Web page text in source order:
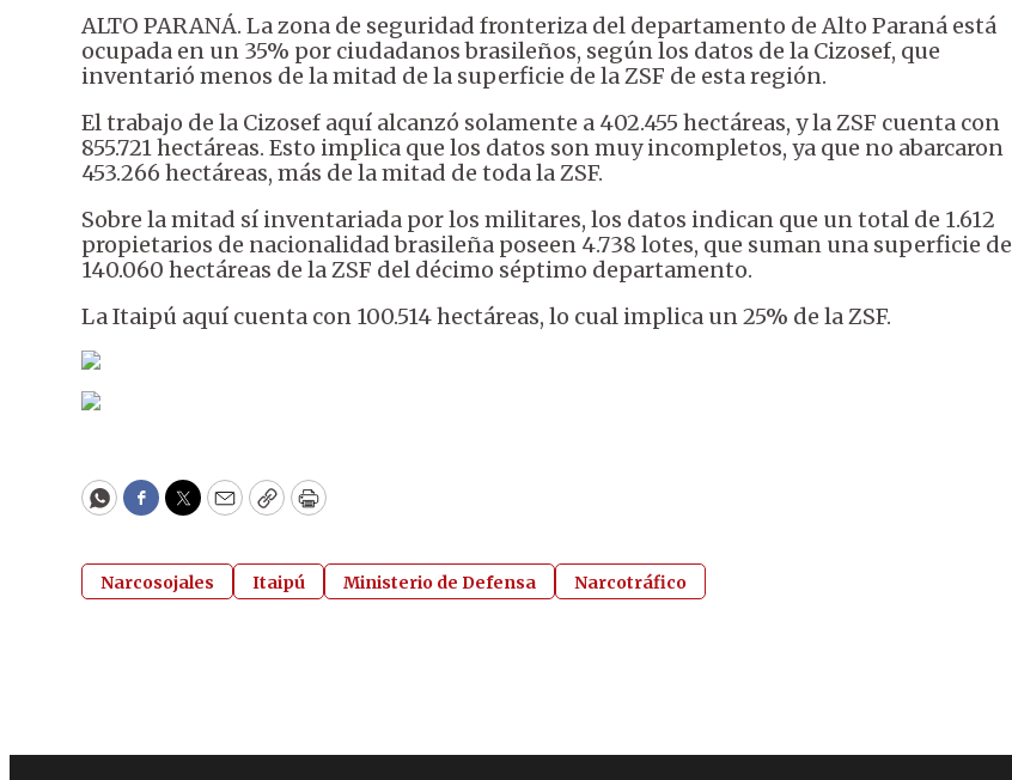
ALTO PARANÁ. La zona de seguridad fronteriza del departamento de Alto Paraná está
ocupada en un 35% por ciudadanos brasileños, según los datos de la Cizosef, que
inventarió menos de la mitad de la superficie de la ZSF de esta región.
El trabajo de la Cizosef aquí alcanzó solamente a 402.455 hectáreas, y la ZSF cuenta con
855.721 hectáreas. Esto implica que los datos son muy incompletos, ya que no abarcaron
453.266 hectáreas, más de la mitad de toda la ZSF.
Sobre la mitad sí inventariada por los militares, los datos indican que un total de 1.612
propietarios de nacionalidad brasileña poseen 4.738 lotes, que suman una superficie de
140.060 hectáreas de la ZSF del décimo séptimo departamento.
La Itaipú aquí cuenta con 100.514 hectáreas, lo cual implica un 25% de la ZSF.
WhatsApp
Facebook
Twitter
EmailCopyPrint
Narcosojales Itaipú Ministerio de Defensa Narcotráfico